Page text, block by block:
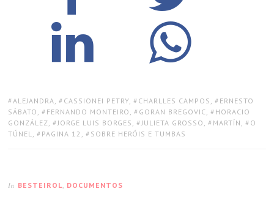
TAGS:
ALEJANDRA , CASSIONEI PETRY , CHARLLES CAMPOS , ERNESTO
SÁBATO , FERNANDO MONTEIRO , GORAN BREGOVIC , HORACIO
GONZÁLEZ , JORGE LUIS BORGES , JULIETA GROSSO , MARTÍN , O
TÚNEL
, PAGINA 12 , SOBRE HERÓIS E TUMBAS
In BESTEIROL DOCUMENTOS